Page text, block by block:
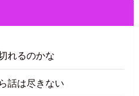
れるのかな
話は尽きない